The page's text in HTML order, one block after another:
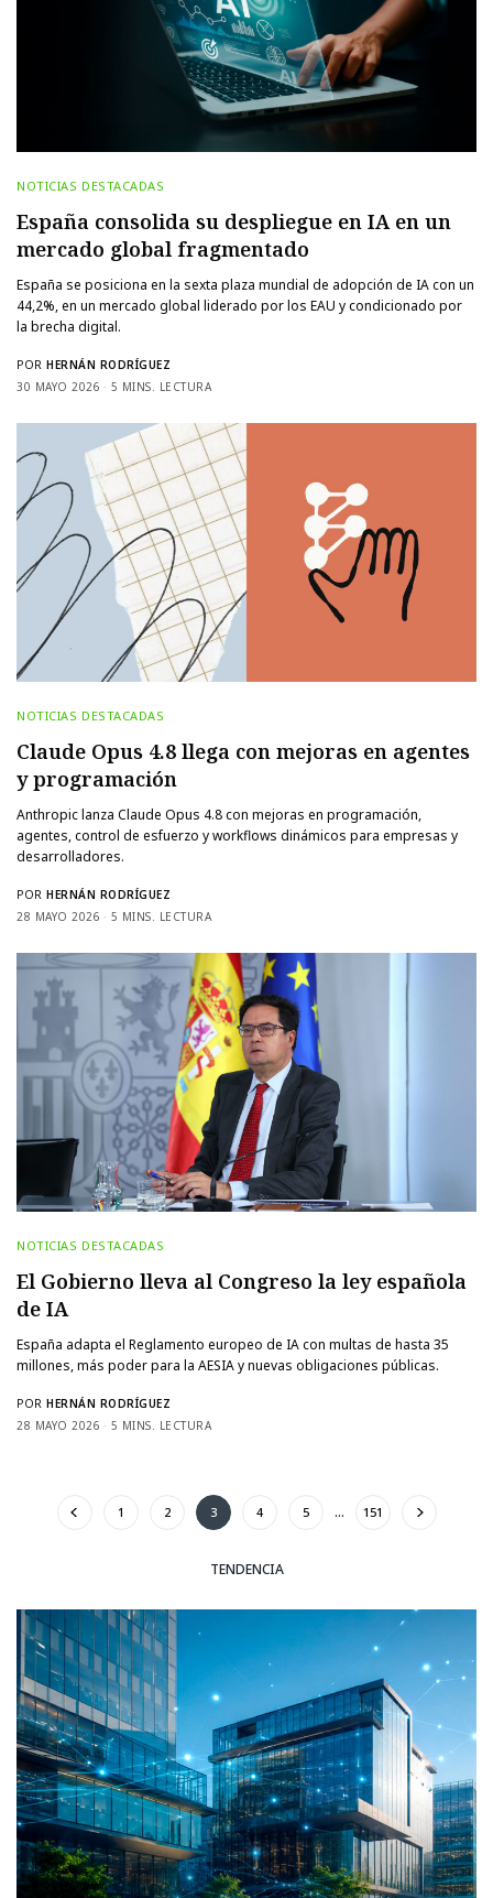
NOTICIAS DESTACADAS
España consolida su despliegue en IA en un
mercado global fragmentado
España se posiciona en la sexta plaza mundial de adopción de IA con un
44,2%, en un mercado global liderado por los EAU y condicionado por
la brecha digital.
POR HERNÁN RODRÍGUEZ
30 MAYO 2026
5 MINS. LECTURA
NOTICIAS DESTACADAS
Claude Opus 4.8 llega con mejoras en agentes
y programación
Anthropic lanza Claude Opus 4.8 con mejoras en programación,
agentes, control de esfuerzo y workflows dinámicos para empresas y
desarrolladores.
POR HERNÁN RODRÍGUEZ
28 MAYO 2026
5 MINS. LECTURA
NOTICIAS DESTACADAS
El Gobierno lleva al Congreso la ley española
de IA
España adapta el Reglamento europeo de IA con multas de hasta 35
millones, más poder para la AESIA y nuevas obligaciones públicas.
POR HERNÁN RODRÍGUEZ
28 MAYO 2026
5 MINS. LECTURA
1 2 3 4 5 … 151
TENDENCIA